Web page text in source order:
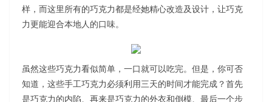
样，而这里所有的巧克力都是经她精心改造及设计，让巧克
力更能迎合本地人的口味。
虽然这些巧克力看似简单，一口就可以吃完。但是，你可否
知道，这些手工巧克力必须利用三天的时间才能完成？首先
是巧克力的内陷、再来是巧克力的外衣和倒模、最后一个步